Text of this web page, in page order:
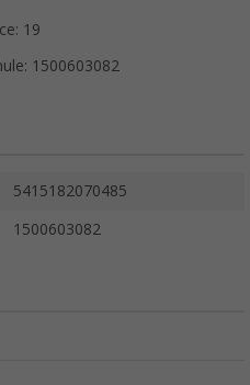
19
1500603082
5415182070485
1500603082